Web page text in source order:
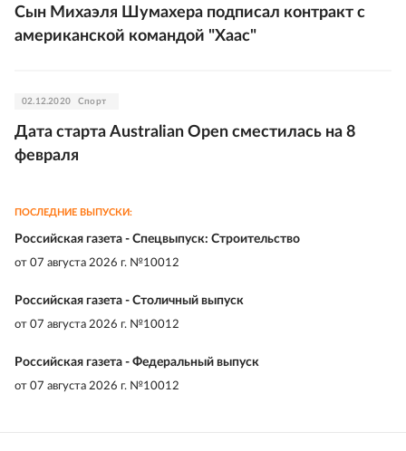
Сын Михаэля Шумахера подписал контракт с
американской командой "Хаас"
02.12.2020 Спорт
Дата старта Australian Open сместилась на 8
февраля
ПОСЛЕДНИЕ ВЫПУСКИ:
Российская газета - Спецвыпуск: Строительство
от 07 августа 2026 г. №10012
Российская газета - Столичный выпуск
от 07 августа 2026 г. №10012
Российская газета - Федеральный выпуск
от 07 августа 2026 г. №10012